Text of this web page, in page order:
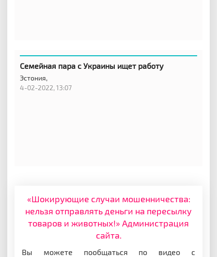
Семейная пара с Украины ищет работу
Эстония,
4-02-2022, 13:07
«Шокирующие случаи мошенничества:
нельзя отправлять деньги на пересылку
товаров и животных!» Администрация
сайта.
Вы можете пообщаться по видео с